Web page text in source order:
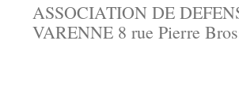
ASSOCIATION DE
VARENNE 8 rue Pierre